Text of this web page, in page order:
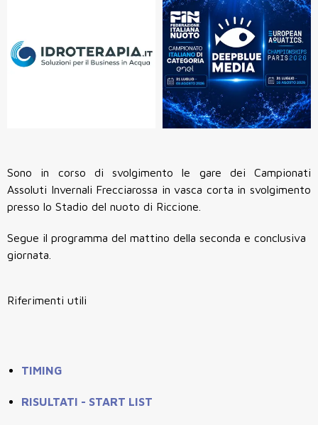
Sono in corso di svolgimento le gare dei Campionati
Assoluti Invernali Frecciarossa in vasca corta in svolgimento
presso lo Stadio del nuoto di Riccione.
Segue il programma del mattino della seconda e conclusiva
giornata.
Riferimenti utili
TIMING
RISULTATI - START LIST